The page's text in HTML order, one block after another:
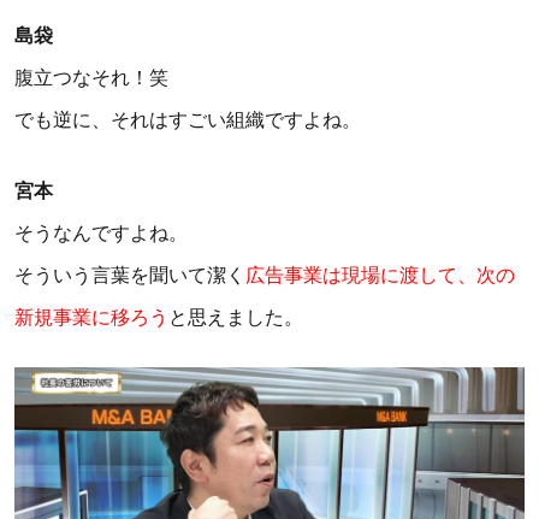
島袋
腹立つなそれ！笑
でも逆に、それはすごい組織ですよね。
宮本
そうなんですよね。
そういう言葉を聞いて潔く 広告事業は現場に渡して、次の
新規事業に移ろう と思えました。